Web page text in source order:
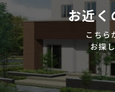
お近く
こちら
お探